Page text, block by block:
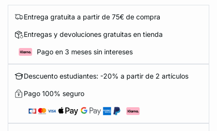
Entrega gratuita a partir de 75€ de compra
Entregas y devoluciones gratuitas en tienda
Pago en 3 meses sin intereses
Descuento estudiantes: -20% a partir de 2 artículos
Pago 100% seguro